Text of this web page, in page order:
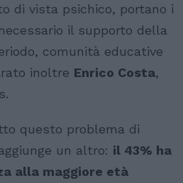
di vista psichico, portano i
il supporto della
comunità educative
inoltre Enrico Costa,
questo problema di
un altro: il 43% ha
alla maggiore età